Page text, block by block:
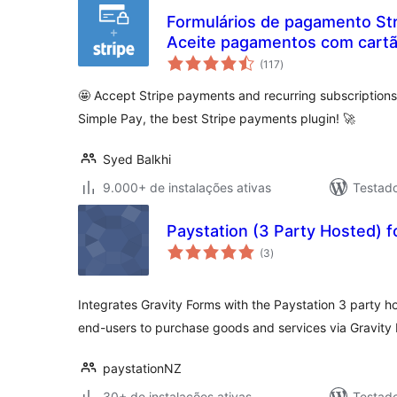
Formulários de pagamento
Aceite pagamentos com
assinaturas com o Stripe
(117total
de
)
🤩 Accept Stripe payments and recurring
Simple Pay, the best Stripe payments plugin! 🚀
Syed Balkhi
9.000+ de instalações ativas
Paystation (3 Party Hosted)
(3total
de
)
Integrates Gravity Forms with the Paystation 3 party
end-users to purchase goods and services via Gravity
paystationNZ